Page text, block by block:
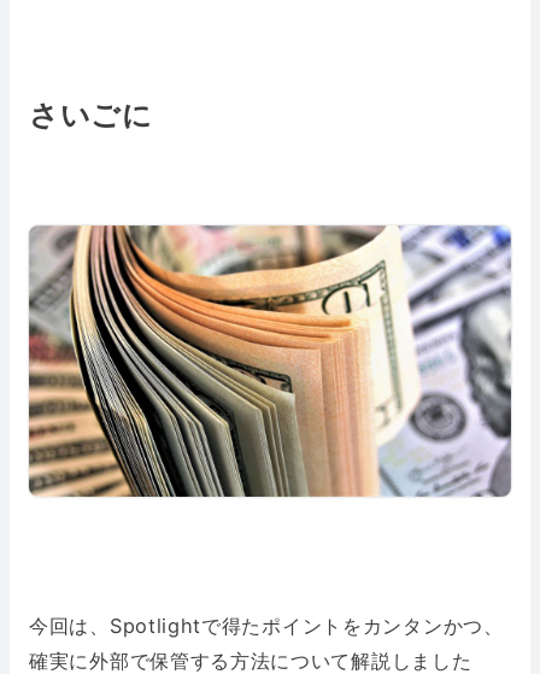
さいごに
今回は、Spotlightで得たポイントをカンタンかつ、
確実に外部で保管する方法について解説しました